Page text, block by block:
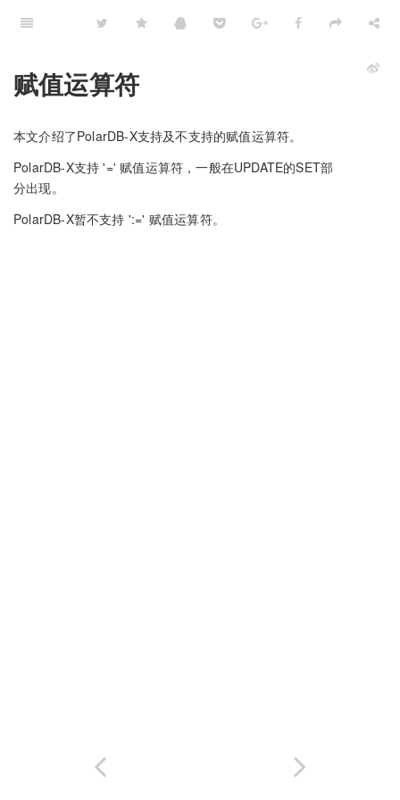
赋值运算符
本文介绍了PolarDB-X支持及不支持的赋值运算符。
PolarDB-X支持 '=' 赋值运算符，一般在UPDATE的SET部
分出现。
PolarDB-X暂不支持 ':=' 赋值运算符。